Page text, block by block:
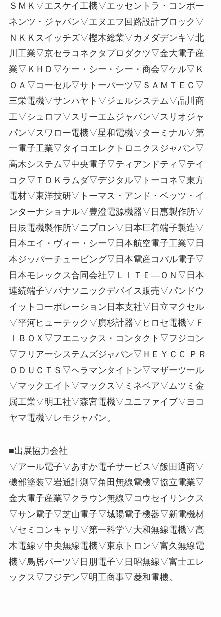
ＳＭＫ▽エスケイ工機▽エッセントラ・コンポー
ネンツ・ジャパン▽エヌエフ回路設計ブロック▽
ＮＫＫスイッチズ▽樫木総業▽カメダデンキ▽北
川工業▽京セラコネクタプロダクツ▽金大電子産
業▽ＫＨＤ▽ケー・シー・シー・商会▽ケル▽Ｋ
ＯＡ▽コーセル▽サトーパーツ▽ＳＡＭＴＥＣ▽
三栄電機▽サンハヤト▽ジェルシステム▽品川商
工▽シュロフ▽スリーエムジャパン▽スリオジャ
パン▽スワロー電機▽星和電機▽ターミナル▽第
一電子工業▽タイコエレクトロニクスジャパン▽
高木システム▽中央電子▽ティアンドティ▽テイ
コク▽ＴＤＫラムダ▽デジタル▽トーコネ▽東方
電材▽東洋技研▽トーマス・アンド・ベッツ・イ
ンターナショナル▽豊澄電源機器▽日惠製作所▽
日辰電機製作所▽ニプロン▽日本圧着端子製造▽
日本エイ・ヴィー・シー▽日本航空電子工業▽日
本ジッパーチュービング▽日本電産コパル電子▽
日本モレックス合同会社▽ＬＩＴＥ―ＯＮ▽日本
連続端子▽パナソニックデバイス販売▽パンドウ
イットコーポレーション日本支社▽日立マクセル
▽平河ヒューテック▽廣杉計器▽ヒロセ電機▽Ｆ
ＩＢＯＸ▽フエニックス・コンタクト▽フジコン
▽フリアーシステムズジャパン▽ＨＥＹＣＯ ＰＲ
ＯＤＵＣＴＳ▽ヘラマンタイトン▽マザーツール
▽マックエイト▽マックス▽ミネベア▽ムツミ金
属工業▽明工社▽森宮電機▽ユニファイブ▽ヨコ
ヤマ電機▽レモジャパン。
■出展協力会社
▽アール電子▽あすか電子サービス▽飯田通商▽
磯部塗装▽岩通計測▽角田無線電機▽協立電業▽
金大電子産業▽クラウン無線▽コウセイリンクス
▽サン電子▽芝山電子▽城陽電子機器▽新電機材
▽セミコンキャリ▽第一科学▽大和無線電機▽高
木電線▽中央無線電機▽東京トロン▽富久無線電
機▽鳥居パーツ▽日朋電子▽日昭無線▽富士エレ
ックス▽フジデン▽明工商事▽菱和電機。